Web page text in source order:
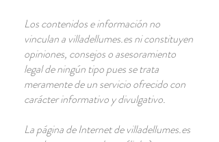
Los contenidos e información no
vinculan a villadellumes.es ni constituyen
opiniones, consejos o asesoramiento
legal de ningún tipo pues se trata
meramente de un servicio ofrecido con
carácter informativo y divulgativo.
La página de Internet de villadellumes.es